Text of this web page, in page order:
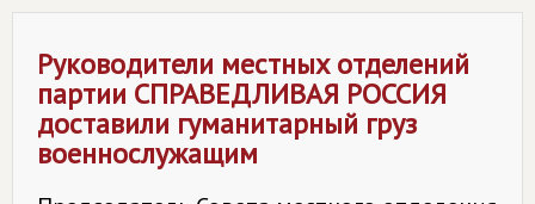
Руководители местных отделений
партии СПРАВЕДЛИВАЯ РОССИЯ
доставили гуманитарный груз
военнослужащим